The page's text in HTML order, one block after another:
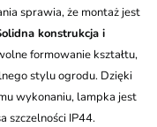
sprawia, że montaż jest
konstrukcja i
formowanie kształtu,
stylu ogrodu. Dzięki
wykonaniu, lampka jest
szczelności IP44.